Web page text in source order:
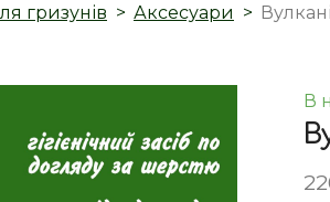
гризунів Аксесуари
В